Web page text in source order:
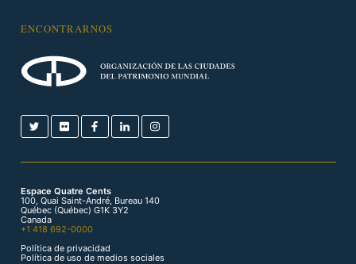
ENCONTRARNOS
Espace Quatre Cents
100, Quai Saint-André, Bureau 140
Québec (Québec) G1K 3Y2
Canada
+1 418 692-0000
Política de privacidad
Política de uso de medios sociales